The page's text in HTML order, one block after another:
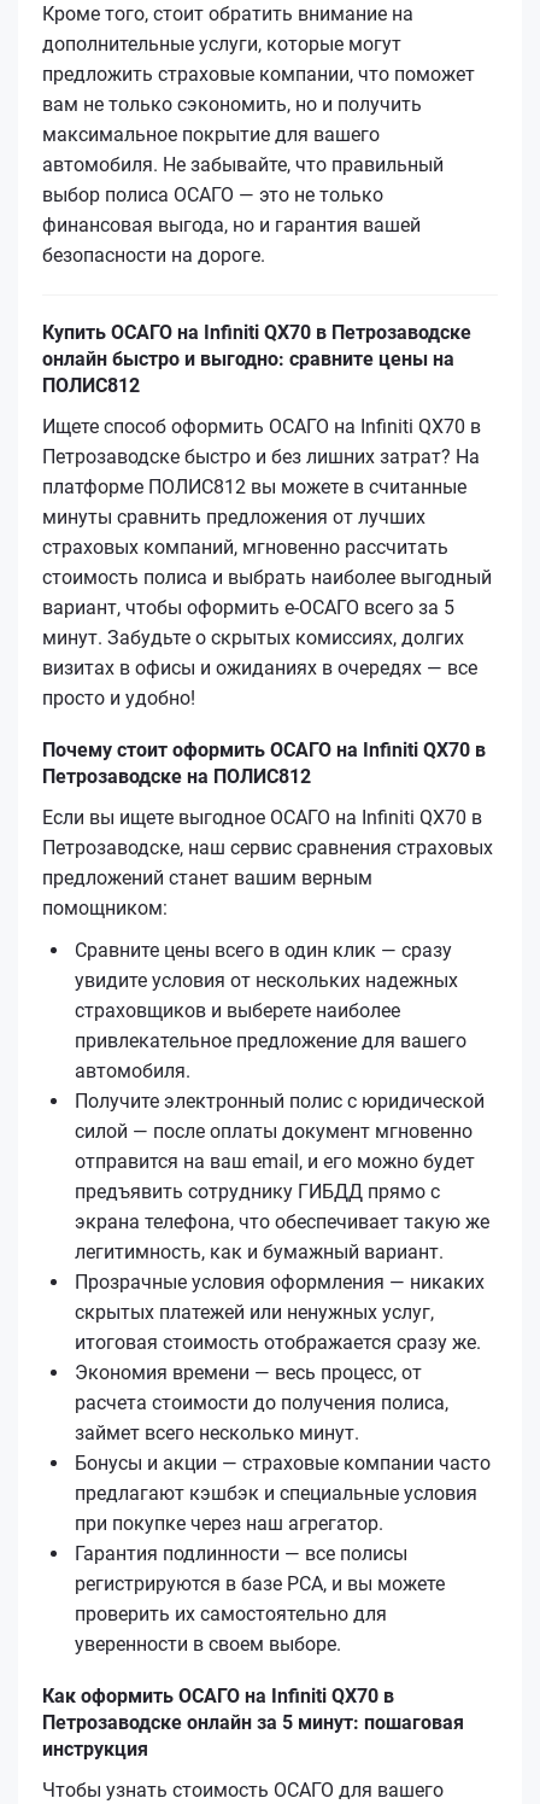
Кроме того, стоит обратить внимание на
дополнительные услуги, которые могут
предложить страховые компании, что поможет
вам не только сэкономить, но и получить
максимальное покрытие для вашего
автомобиля. Не забывайте, что правильный
выбор полиса ОСАГО — это не только
финансовая выгода, но и гарантия вашей
безопасности на дороге.
Купить ОСАГО на Infiniti QX70 в Петрозаводске
онлайн быстро и выгодно: сравните цены на
ПОЛИС812
Ищете способ оформить ОСАГО на Infiniti QX70 в
Петрозаводске быстро и без лишних затрат? На
платформе ПОЛИС812 вы можете в считанные
минуты сравнить предложения от лучших
страховых компаний, мгновенно рассчитать
стоимость полиса и выбрать наиболее выгодный
вариант, чтобы оформить е‑ОСАГО всего за 5
минут. Забудьте о скрытых комиссиях, долгих
визитах в офисы и ожиданиях в очередях — все
просто и удобно!
Почему стоит оформить ОСАГО на Infiniti QX70 в
Петрозаводске на ПОЛИС812
Если вы ищете выгодное ОСАГО на Infiniti QX70 в
Петрозаводске, наш сервис сравнения страховых
предложений станет вашим верным
помощником:
Сравните цены всего в один клик — сразу
увидите условия от нескольких надежных
страховщиков и выберете наиболее
привлекательное предложение для вашего
автомобиля.
Получите электронный полис с юридической
силой — после оплаты документ мгновенно
отправится на ваш email, и его можно будет
предъявить сотруднику ГИБДД прямо с
экрана телефона, что обеспечивает такую же
легитимность, как и бумажный вариант.
Прозрачные условия оформления — никаких
скрытых платежей или ненужных услуг,
итоговая стоимость отображается сразу же.
Экономия времени — весь процесс, от
расчета стоимости до получения полиса,
займет всего несколько минут.
Бонусы и акции — страховые компании часто
предлагают кэшбэк и специальные условия
при покупке через наш агрегатор.
Гарантия подлинности — все полисы
регистрируются в базе РСА, и вы можете
проверить их самостоятельно для
уверенности в своем выборе.
Как оформить ОСАГО на Infiniti QX70 в
Петрозаводске онлайн за 5 минут: пошаговая
инструкция
Чтобы узнать стоимость ОСАГО для вашего